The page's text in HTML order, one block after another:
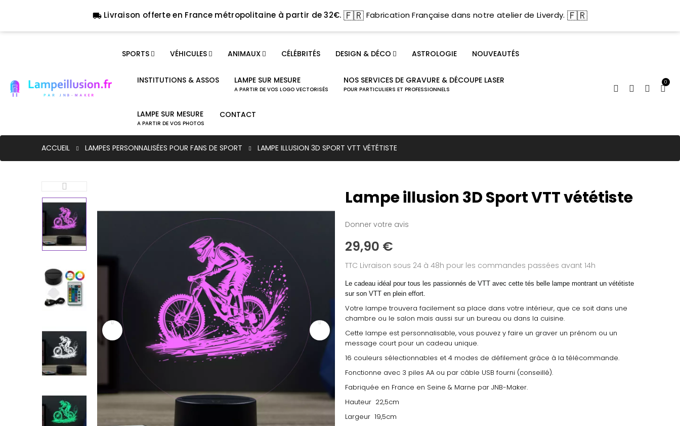
local_shipping Livraison offerte en France métropolitaine à partir de 32€. 🇫🇷 Fabrication Française dans notre atelier de Liverdy. 🇫🇷
SPORTS VÉHICULES ANIMAUX CÉLÉBRITÉS DESIGN & DÉCO ASTROLOGIE NOUVEAUTÉS
INSTITUTIONS & ASSOS LAMPE SUR MESURE
A PARTIR DE VOS LOGO VECTORISÉS
NOS SERVICES DE GRAVURE & DÉCOUPE LASER
POUR PARTICULIERS ET PROFESSIONNELS
LAMPE SUR MESURE
A PARTIR DE VOS PHOTOS
CONTACT
0
ACCUEIL LAMPES PERSONNALISÉES POUR FANS DE SPORT LAMPE ILLUSION 3D SPORT VTT VÉTÉTISTE
Lampe illusion 3D Sport VTT vététiste
Donner votre avis
29,90 €
TTC Livraison sous 24 à 48h pour les commandes passées avant 14h
Le cadeau idéal pour tous les passionnés de VTT avec cette tés belle lampe montrant un vététiste
sur son VTT en plein effort.
Votre lampe trouvera facilement sa place dans votre intérieur, que ce soit dans une
chambre ou le salon mais aussi sur un bureau ou dans la cuisine.
Cette lampe est personnalisable, vous pouvez y faire un graver un prénom ou un
message court pour un cadeau unique.
16 couleurs sélectionnables et 4 modes de défilement grâce à la télécommande.
Fonctionne avec 3 piles AA ou par câble USB fourni (conseillé).
Fabriquée en France en Seine & Marne par JNB-Maker.
Hauteur 22,5cm
Largeur 19,5cm